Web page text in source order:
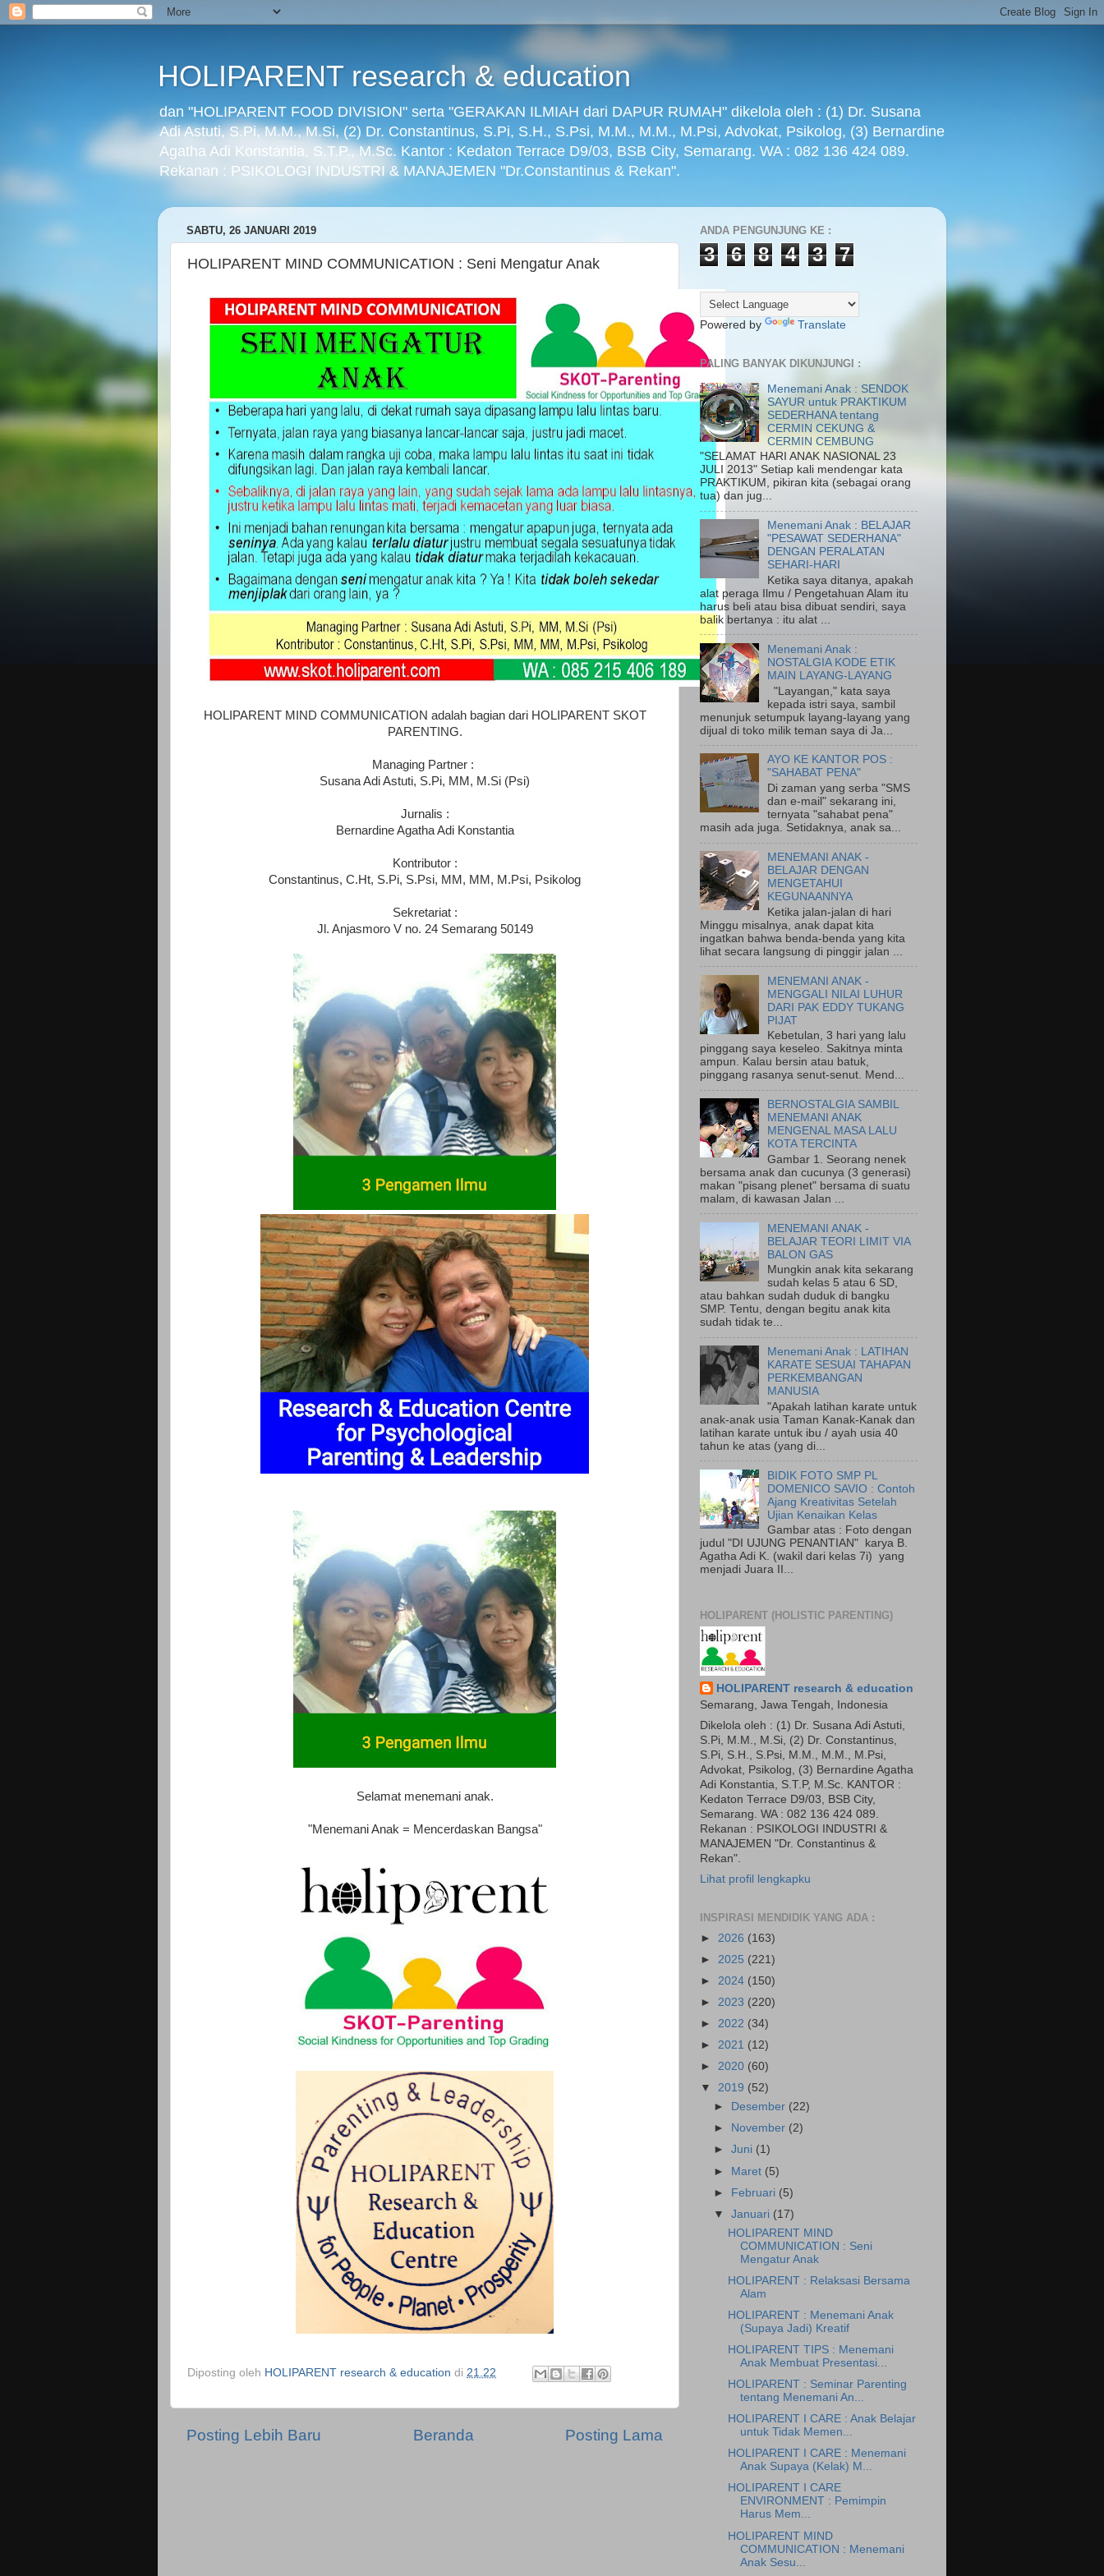
HOLIPARENT research & education
dan "HOLIPARENT FOOD DIVISION" serta "GERAKAN ILMIAH dari DAPUR RUMAH" dikelola oleh : (1) Dr. Susana
Adi Astuti, S.Pi, M.M., M.Si, (2) Dr. Constantinus, S.Pi, S.H., S.Psi, M.M., M.M., M.Psi, Advokat, Psikolog, (3) Bernardine
Agatha Adi Konstantia, S.T.P., M.Sc. Kantor : Kedaton Terrace D9/03, BSB City, Semarang. WA : 082 136 424 089.
Rekanan : PSIKOLOGI INDUSTRI & MANAJEMEN "Dr.Constantinus & Rekan".
SABTU, 26 JANUARI 2019
HOLIPARENT MIND COMMUNICATION : Seni Mengatur Anak
HOLIPARENT MIND COMMUNICATION adalah bagian dari HOLIPARENT SKOT
PARENTING.
Managing Partner :
Susana Adi Astuti, S.Pi, MM, M.Si (Psi)
Jurnalis :
Bernardine Agatha Adi Konstantia
Kontributor :
Constantinus, C.Ht, S.Pi, S.Psi, MM, MM, M.Psi, Psikolog
Sekretariat :
Jl. Anjasmoro V no. 24 Semarang 50149
Selamat menemani anak.
"Menemani Anak = Mencerdaskan Bangsa"
Diposting oleh HOLIPARENT research & education di 21.22
Posting Lebih Baru Posting Lama
Beranda
ANDA PENGUNJUNG KE :
3 6 8 4 3 7
Powered by Translate
PALING BANYAK DIKUNJUNGI :
Menemani Anak : SENDOK
SAYUR untuk PRAKTIKUM
SEDERHANA tentang
CERMIN CEKUNG &
CERMIN CEMBUNG
"SELAMAT HARI ANAK NASIONAL 23
JULI 2013" Setiap kali mendengar kata
PRAKTIKUM, pikiran kita (sebagai orang
tua) dan jug...
Menemani Anak : BELAJAR
"PESAWAT SEDERHANA"
DENGAN PERALATAN
SEHARI-HARI
Ketika saya ditanya, apakah
alat peraga Ilmu / Pengetahuan Alam itu
harus beli atau bisa dibuat sendiri, saya
balik bertanya : itu alat ...
Menemani Anak :
NOSTALGIA KODE ETIK
MAIN LAYANG-LAYANG
"Layangan," kata saya
kepada istri saya, sambil
menunjuk setumpuk layang-layang yang
dijual di toko milik teman saya di Ja...
AYO KE KANTOR POS :
"SAHABAT PENA"
Di zaman yang serba "SMS
dan e-mail" sekarang ini,
ternyata "sahabat pena"
masih ada juga. Setidaknya, anak sa...
MENEMANI ANAK -
BELAJAR DENGAN
MENGETAHUI
KEGUNAANNYA
Ketika jalan-jalan di hari
Minggu misalnya, anak dapat kita
ingatkan bahwa benda-benda yang kita
lihat secara langsung di pinggir jalan ...
MENEMANI ANAK -
MENGGALI NILAI LUHUR
DARI PAK EDDY TUKANG
PIJAT
Kebetulan, 3 hari yang lalu
pinggang saya keseleo. Sakitnya minta
ampun. Kalau bersin atau batuk,
pinggang rasanya senut-senut. Mend...
BERNOSTALGIA SAMBIL
MENEMANI ANAK
MENGENAL MASA LALU
KOTA TERCINTA
Gambar 1. Seorang nenek
bersama anak dan cucunya (3 generasi)
makan "pisang plenet" bersama di suatu
malam, di kawasan Jalan ...
MENEMANI ANAK -
BELAJAR TEORI LIMIT VIA
BALON GAS
Mungkin anak kita sekarang
sudah kelas 5 atau 6 SD,
atau bahkan sudah duduk di bangku
SMP. Tentu, dengan begitu anak kita
sudah tidak te...
Menemani Anak : LATIHAN
KARATE SESUAI TAHAPAN
PERKEMBANGAN
MANUSIA
"Apakah latihan karate untuk
anak-anak usia Taman Kanak-Kanak dan
latihan karate untuk ibu / ayah usia 40
tahun ke atas (yang di...
BIDIK FOTO SMP PL
DOMENICO SAVIO : Contoh
Ajang Kreativitas Setelah
Ujian Kenaikan Kelas
Gambar atas : Foto dengan
judul "DI UJUNG PENANTIAN" karya B.
Agatha Adi K. (wakil dari kelas 7i) yang
menjadi Juara II...
HOLIPARENT (HOLISTIC PARENTING)
HOLIPARENT research & education
Semarang, Jawa Tengah, Indonesia
Dikelola oleh : (1) Dr. Susana Adi Astuti,
S.Pi, M.M., M.Si, (2) Dr. Constantinus,
S.Pi, S.H., S.Psi, M.M., M.M., M.Psi,
Advokat, Psikolog, (3) Bernardine Agatha
Adi Konstantia, S.T.P, M.Sc. KANTOR :
Kedaton Terrace D9/03, BSB City,
Semarang. WA : 082 136 424 089.
Rekanan : PSIKOLOGI INDUSTRI &
MANAJEMEN "Dr. Constantinus &
Rekan".
Lihat profil lengkapku
INSPIRASI MENDIDIK YANG ADA :
► 2026 (163)
► 2025 (221)
► 2024 (150)
► 2023 (220)
► 2022 (34)
► 2021 (12)
► 2020 (60)
▼ 2019 (52)
►
Desember (22)
►
November (2)
►Juni (1)
► Maret (5)
► Februari (5)
▼Januari (17)
HOLIPARENT MIND
COMMUNICATION : Seni
Mengatur Anak
HOLIPARENT : Relaksasi Bersama
Alam
HOLIPARENT : Menemani Anak
(Supaya Jadi) Kreatif
HOLIPARENT TIPS : Menemani
Anak Membuat Presentasi...
HOLIPARENT : Seminar Parenting
tentang Menemani An...
HOLIPARENT I CARE : Anak Belajar
untuk Tidak Memen...
HOLIPARENT I CARE : Menemani
Anak Supaya (Kelak) M...
HOLIPARENT I CARE
ENVIRONMENT : Pemimpin
Harus Mem...
HOLIPARENT MIND
COMMUNICATION : Menemani
Anak Sesu...